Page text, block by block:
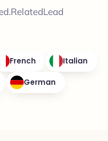
French Italian
German